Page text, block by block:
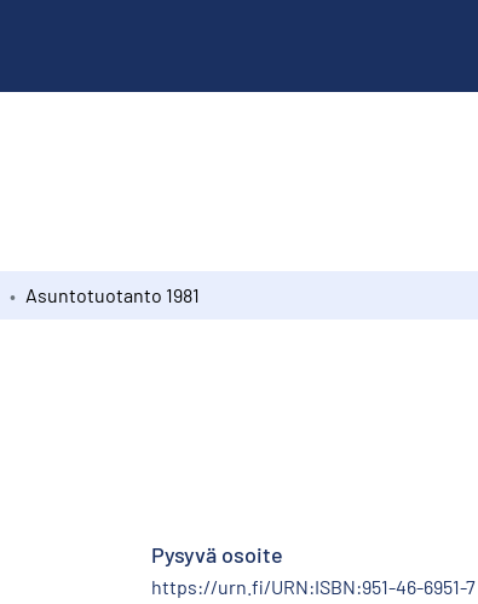
Asuntotuotanto 1981
Pysyvä osoite
https://urn.fi/URN:ISBN:951-46-6951-7